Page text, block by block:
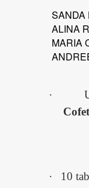
SANDA
ALINA
MARIA
·
· 10